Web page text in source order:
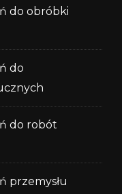
do obróbki
do
do robót
przemysłu